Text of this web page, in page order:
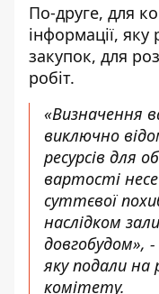
По-друге, для
інформації, яку
закупок, для
робіт.
«Визначення
виключно
ресурсів для
вартості
суттєвої
наслідком
довгобудом»,
яку подали на
комітету.